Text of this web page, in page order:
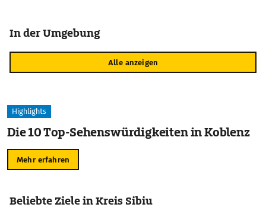
In der Umgebung
Alle anzeigen
Highlights
Die 10 Top-Sehenswürdigkeiten in Koblenz
Mehr erfahren
Beliebte Ziele in Kreis Sibiu